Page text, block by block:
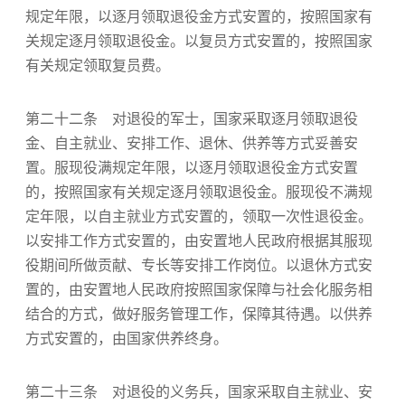
规定年限，以逐月领取退役金方式安置的，按照国家有
关规定逐月领取退役金。以复员方式安置的，按照国家
有关规定领取复员费。
第二十二条 对退役的军士，国家采取逐月领取退役
金、自主就业、安排工作、退休、供养等方式妥善安
置。服现役满规定年限，以逐月领取退役金方式安置
的，按照国家有关规定逐月领取退役金。服现役不满规
定年限，以自主就业方式安置的，领取一次性退役金。
以安排工作方式安置的，由安置地人民政府根据其服现
役期间所做贡献、专长等安排工作岗位。以退休方式安
置的，由安置地人民政府按照国家保障与社会化服务相
结合的方式，做好服务管理工作，保障其待遇。以供养
方式安置的，由国家供养终身。
第二十三条 对退役的义务兵，国家采取自主就业、安